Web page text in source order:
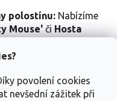
povolení cookies
nevšední zážitek při
polostínu: Nabízíme
Mouse' či Hosta
nebo úzkolistá